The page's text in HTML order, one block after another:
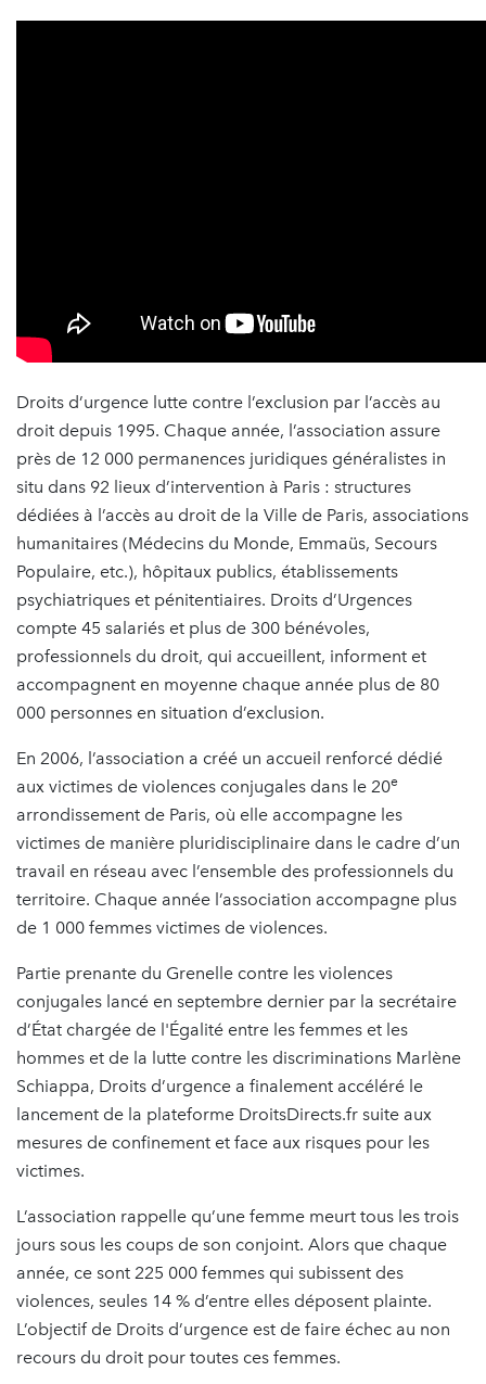
Droits d’urgence lutte contre l’exclusion par l’accès au
droit depuis 1995. Chaque année, l’association assure
près de 12 000 permanences juridiques généralistes in
situ dans 92 lieux d’intervention à Paris : structures
dédiées à l’accès au droit de la Ville de Paris, associations
humanitaires (Médecins du Monde, Emmaüs, Secours
Populaire, etc.), hôpitaux publics, établissements
psychiatriques et pénitentiaires. Droits d’Urgences
compte 45 salariés et plus de 300 bénévoles,
professionnels du droit, qui accueillent, informent et
accompagnent en moyenne chaque année plus de 80
000 personnes en situation d’exclusion.
En 2006, l’association a créé un accueil renforcé dédié
aux victimes de violences conjugales dans le 20e
arrondissement de Paris, où elle accompagne les
victimes de manière pluridisciplinaire dans le cadre d’un
travail en réseau avec l’ensemble des professionnels du
territoire. Chaque année l’association accompagne plus
de 1 000 femmes victimes de violences.
Partie prenante du Grenelle contre les violences
conjugales lancé en septembre dernier par la secrétaire
d’État chargée de l'Égalité entre les femmes et les
hommes et de la lutte contre les discriminations Marlène
Schiappa, Droits d’urgence a finalement accéléré le
lancement de la plateforme DroitsDirects.fr suite aux
mesures de confinement et face aux risques pour les
victimes.
L’association rappelle qu’une femme meurt tous les trois
jours sous les coups de son conjoint. Alors que chaque
année, ce sont 225 000 femmes qui subissent des
violences, seules 14 % d’entre elles déposent plainte.
L’objectif de Droits d’urgence est de faire échec au non
recours du droit pour toutes ces femmes.